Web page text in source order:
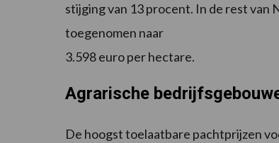
stijging van 13 procent. In de rest van
toegenomen naar
3.598 euro per hectare.
Agrarische
De hoogst toelaatbare pachtprijzen